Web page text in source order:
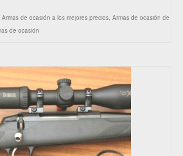
Armas de ocasión a los mejores precios, Armas de ocasión de
de ocasión